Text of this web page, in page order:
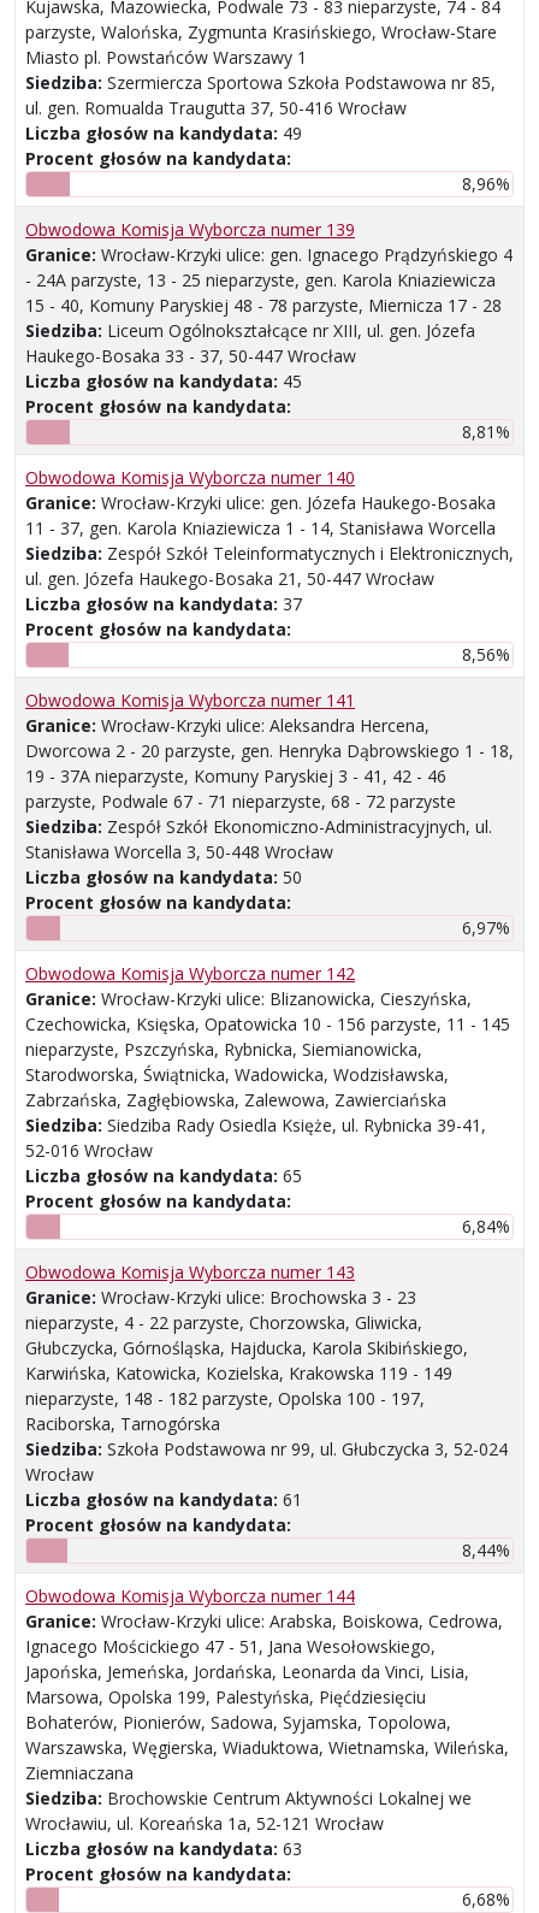
Kujawska, Mazowiecka, Podwale 73 - 83 nieparzyste, 74 - 84
parzyste, Walońska, Zygmunta Krasińskiego, Wrocław-Stare
Miasto pl. Powstańców Warszawy 1
Siedziba: Szermiercza Sportowa Szkoła Podstawowa nr 85,
ul. gen. Romualda Traugutta 37, 50-416 Wrocław
Liczba głosów na kandydata: 49
Procent głosów na kandydata:
8,96%
Obwodowa Komisja Wyborcza numer 139
Granice: Wrocław-Krzyki ulice: gen. Ignacego Prądzyńskiego 4
- 24A parzyste, 13 - 25 nieparzyste, gen. Karola Kniaziewicza
15 - 40, Komuny Paryskiej 48 - 78 parzyste, Miernicza 17 - 28
Siedziba: Liceum Ogólnokształcące nr XIII, ul. gen. Józefa
Haukego-Bosaka 33 - 37, 50-447 Wrocław
Liczba głosów na kandydata: 45
Procent głosów na kandydata:
8,81%
Obwodowa Komisja Wyborcza numer 140
Granice: Wrocław-Krzyki ulice: gen. Józefa Haukego-Bosaka
11 - 37, gen. Karola Kniaziewicza 1 - 14, Stanisława Worcella
Siedziba: Zespół Szkół Teleinformatycznych i Elektronicznych,
ul. gen. Józefa Haukego-Bosaka 21, 50-447 Wrocław
Liczba głosów na kandydata: 37
Procent głosów na kandydata:
8,56%
Obwodowa Komisja Wyborcza numer 141
Granice: Wrocław-Krzyki ulice: Aleksandra Hercena,
Dworcowa 2 - 20 parzyste, gen. Henryka Dąbrowskiego 1 - 18,
19 - 37A nieparzyste, Komuny Paryskiej 3 - 41, 42 - 46
parzyste, Podwale 67 - 71 nieparzyste, 68 - 72 parzyste
Siedziba: Zespół Szkół Ekonomiczno-Administracyjnych, ul.
Stanisława Worcella 3, 50-448 Wrocław
Liczba głosów na kandydata: 50
Procent głosów na kandydata:
6,97%
Obwodowa Komisja Wyborcza numer 142
Granice: Wrocław-Krzyki ulice: Blizanowicka, Cieszyńska,
Czechowicka, Księska, Opatowicka 10 - 156 parzyste, 11 - 145
nieparzyste, Pszczyńska, Rybnicka, Siemianowicka,
Starodworska, Świątnicka, Wadowicka, Wodzisławska,
Zabrzańska, Zagłębiowska, Zalewowa, Zawierciańska
Siedziba: Siedziba Rady Osiedla Księże, ul. Rybnicka 39-41,
52-016 Wrocław
Liczba głosów na kandydata: 65
Procent głosów na kandydata:
6,84%
Obwodowa Komisja Wyborcza numer 143
Granice: Wrocław-Krzyki ulice: Brochowska 3 - 23
nieparzyste, 4 - 22 parzyste, Chorzowska, Gliwicka,
Głubczycka, Górnośląska, Hajducka, Karola Skibińskiego,
Karwińska, Katowicka, Kozielska, Krakowska 119 - 149
nieparzyste, 148 - 182 parzyste, Opolska 100 - 197,
Raciborska, Tarnogórska
Siedziba: Szkoła Podstawowa nr 99, ul. Głubczycka 3, 52-024
Wrocław
Liczba głosów na kandydata: 61
Procent głosów na kandydata:
8,44%
Obwodowa Komisja Wyborcza numer 144
Granice: Wrocław-Krzyki ulice: Arabska, Boiskowa, Cedrowa,
Ignacego Mościckiego 47 - 51, Jana Wesołowskiego,
Japońska, Jemeńska, Jordańska, Leonarda da Vinci, Lisia,
Marsowa, Opolska 199, Palestyńska, Pięćdziesięciu
Bohaterów, Pionierów, Sadowa, Syjamska, Topolowa,
Warszawska, Węgierska, Wiaduktowa, Wietnamska, Wileńska,
Ziemniaczana
Siedziba: Brochowskie Centrum Aktywności Lokalnej we
Wrocławiu, ul. Koreańska 1a, 52-121 Wrocław
Liczba głosów na kandydata: 63
Procent głosów na kandydata:
6,68%